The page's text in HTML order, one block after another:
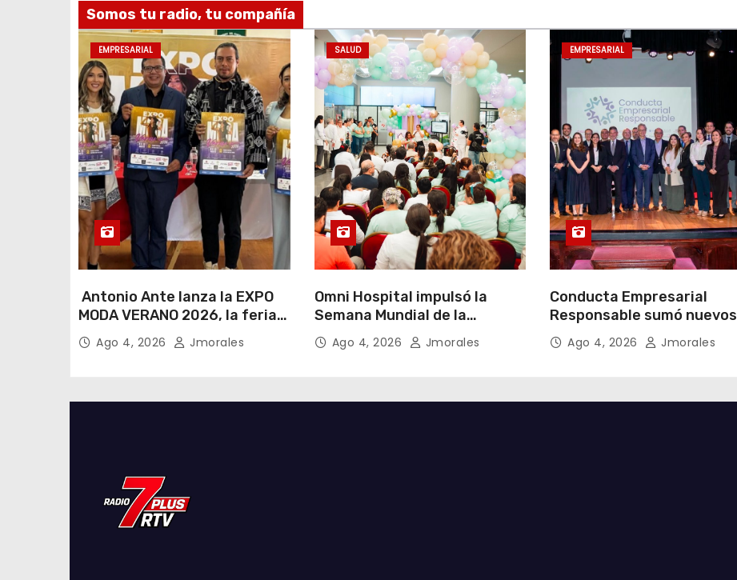
Somos tu radio, tu compañía
EMPRESARIAL
Antonio Ante lanza la EXPO
MODA VERANO 2026, la feria
de moda e industria textil
más importante del Ecuador
Ago 4, 2026 Jmorales
SALUD
Omni Hospital impulsó la
Semana Mundial de la
Lactancia Materna bajo el
lema “Un inicio sostenible en
Ago 4, 2026 Jmorales
EMPRESARIAL
Conducta Empresarial
Responsable sumó nuevos
miembros y fortaleció la
integridad empresarial en
Ago 4, 2026 Jmorales